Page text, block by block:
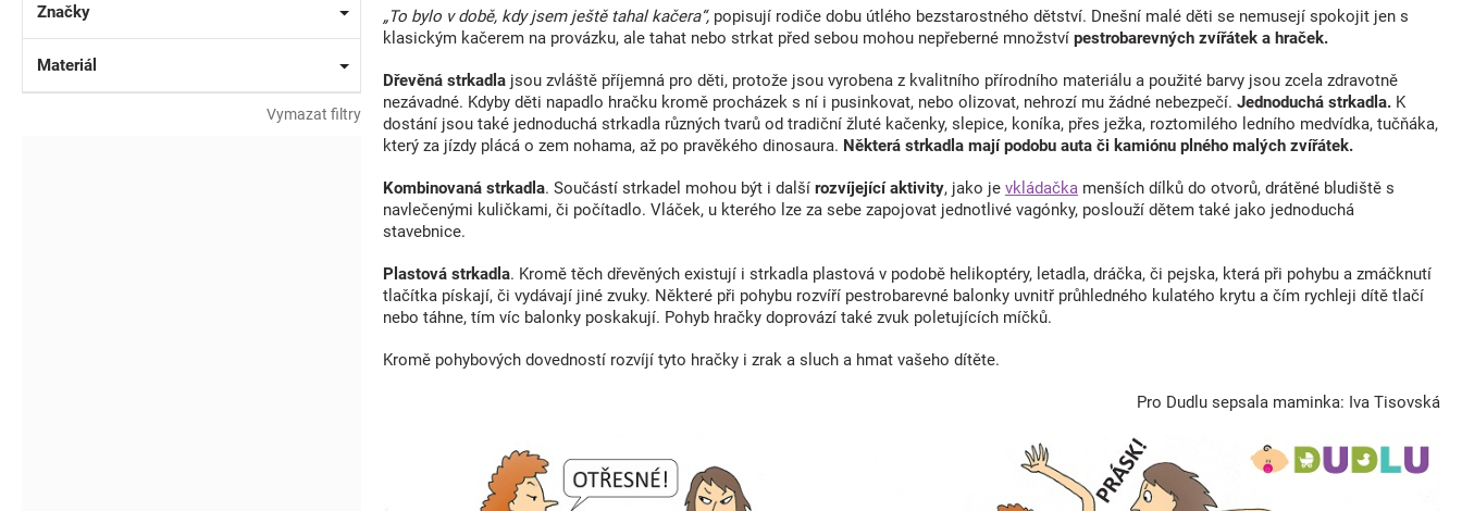
Značky
Materiál
Vymazat filtry
í
p
v
k
y
v
p
i
„To bylo v době, kdy jsem ještě tahal kačera“, popisují rodiče dobu útlého bezstarostného dětství. Dnešní malé děti se nemusejí spokojit jen s
klasickým kačerem na provázku, ale tahat nebo strkat před sebou mohou nepřeberné množství pestrobarevných zvířátek a hraček.
Dřevěná strkadla jsou zvláště příjemná pro děti, protože jsou vyrobena z kvalitního přírodního materiálu a použité barvy jsou zcela zdravotně
nezávadné. Kdyby děti napadlo hračku kromě procházek s ní i pusinkovat, nebo olizovat, nehrozí mu žádné nebezpečí. Jednoduchá strkadla. K
dostání jsou také jednoduchá strkadla různých tvarů od tradiční žluté kačenky, slepice, koníka, přes ježka, roztomilého ledního medvídka, tučňáka,
který za jízdy plácá o zem nohama, až po pravěkého dinosaura. Některá strkadla mají podobu auta či kamiónu plného malých zvířátek.
Kombinovaná strkadla. Součástí strkadel mohou být i další rozvíjející aktivity, jako je vkládačka menších dílků do otvorů, drátěné bludiště s
navlečenými kuličkami, či počítadlo. Vláček, u kterého lze za sebe zapojovat jednotlivé vagónky, poslouží dětem také jako jednoduchá
stavebnice.
Plastová strkadla. Kromě těch dřevěných existují i strkadla plastová v podobě helikoptéry, letadla, dráčka, či pejska, která při pohybu a zmáčknutí
tlačítka pískají, či vydávají jiné zvuky. Některé při pohybu rozvíří pestrobarevné balonky uvnitř průhledného kulatého krytu a čím rychleji dítě tlačí
nebo táhne, tím víc balonky poskakují. Pohyb hračky doprovází také zvuk poletujících míčků.
Kromě pohybových dovedností rozvíjí tyto hračky i zrak a sluch a hmat vašeho dítěte.
Pro Dudlu sepsala maminka: Iva Tisovská